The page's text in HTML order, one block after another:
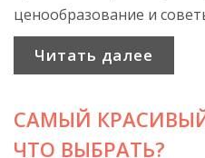
ценообразование и
путешественников.
на туры, вы сможете
полезные рекомендации
дополнительных
Читать далее
САМЫЙ
ЧТО ВЫБРАТЬ?